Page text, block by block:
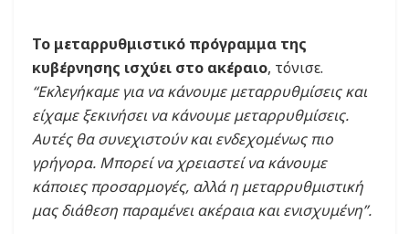
Το μεταρρυθμιστικό πρόγραμμα της
κυβέρνησης ισχύει στο ακέραιο, τόνισε.
“Εκλεγήκαμε για να κάνουμε μεταρρυθμίσεις και
είχαμε ξεκινήσει να κάνουμε μεταρρυθμίσεις.
Αυτές θα συνεχιστούν και ενδεχομένως πιο
γρήγορα. Μπορεί να χρειαστεί να κάνουμε
κάποιες προσαρμογές, αλλά η μεταρρυθμιστική
μας διάθεση παραμένει ακέραια και ενισχυμένη”.